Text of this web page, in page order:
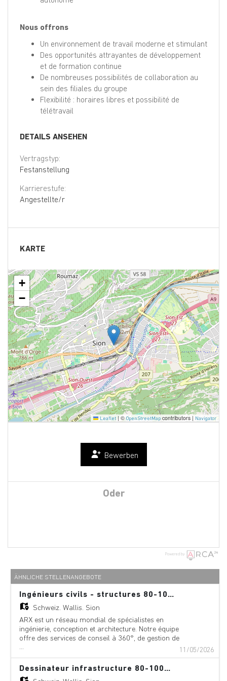
Nous offrons
Un environnement de travail moderne et stimulant
Des opportunités attrayantes de développement
et de formation continue
De nombreuses possibilités de collaboration au
sein des filiales du groupe
Flexibilité : horaires libres et possibilité de
télétravail
DETAILS ANSEHEN
Vertragstyp:
Festanstellung
Karrierestufe:
Angestellte/r
KARTE
+
−
Leaflet | ©OpenStreetMap contributors | Navigator
Bewerben
Oder
Powered by
ÄHNLICHE STELLENANGEBOTE
Ingénieurs civils - structures 80-100% (h/f)
Schweiz, Wallis, Sion
ARX est un réseau mondial de spécialistes en
ingénierie, conception et architecture. Notre équipe
offre des services de conseil à 360°, de gestion de
projet et de services techniques dans les domaines
suivants : aéroports, ponts, bâtiments,
téléphériques, innovation numérique,
11/05/2026
Dessinateur infrastructure 80-100% (h/f)